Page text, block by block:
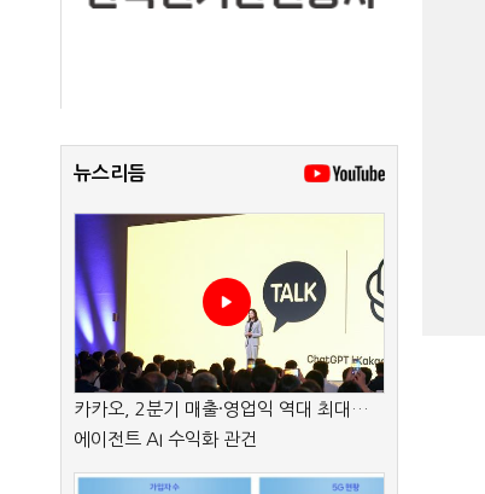
뉴스리듬
카카오, 2분기 매출·영업익 역대 최대…
에이전트 AI 수익화 관건